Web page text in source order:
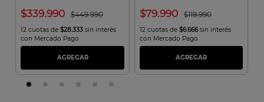
339.990 449.990
12 cuotas de$28.333 sin interés
con Mercado Pago
AGREGAR
79.990 119.990
12 cuotas de $6.666sin interés
con Mercado Pago
AGREGAR